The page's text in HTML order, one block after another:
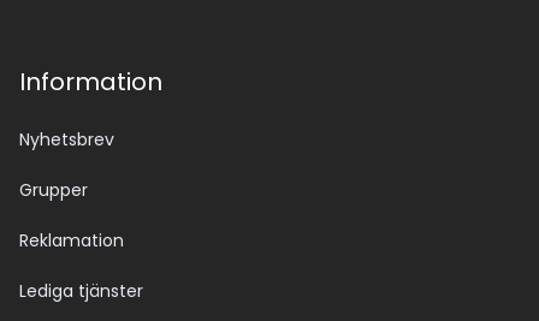
Information
Nyhetsbrev
Grupper
Reklamation
Lediga tjänster